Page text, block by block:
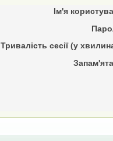
Ім'я
Тривалість сесії (у